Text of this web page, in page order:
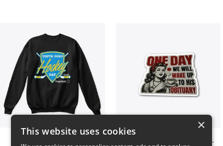
ONE DAY WE WILL WAKE UP TO HIS OBITUARY
×
This website uses cookies